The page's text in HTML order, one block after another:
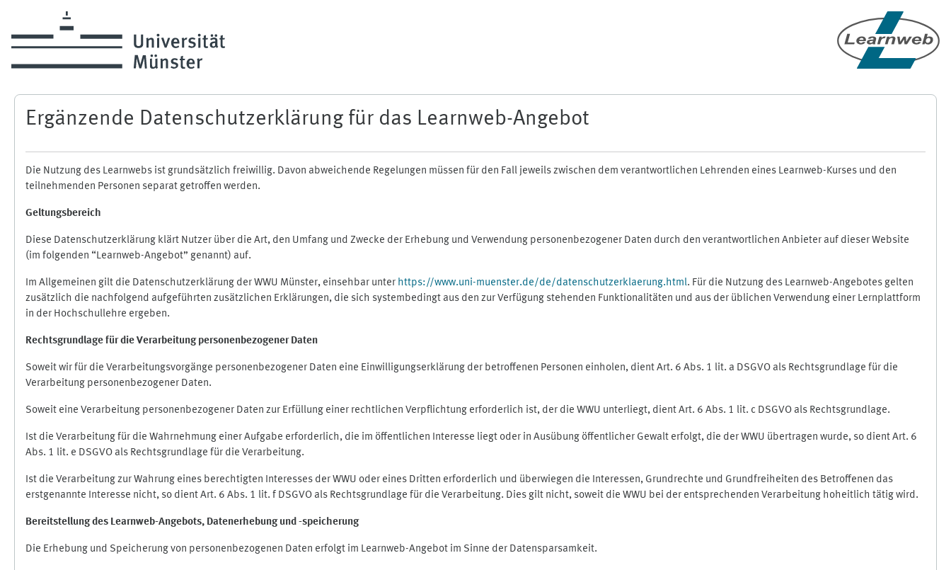
Ergänzende Datenschutzerklärung für das Learnweb-Angebot
Die Nutzung des Learnwebs ist grundsätzlich freiwillig. Davon abweichende Regelungen müssen für den Fall jeweils zwischen dem verantwortlichen Lehrenden eines Learnweb-Kurses und den
teilnehmenden Personen separat getroffen werden.
Geltungsbereich
Diese Datenschutzerklärung klärt Nutzer über die Art, den Umfang und Zwecke der Erhebung und Verwendung personenbezogener Daten durch den verantwortlichen Anbieter auf dieser Website
(im folgenden “Learnweb-Angebot” genannt) auf.
Im Allgemeinen gilt die Datenschutzerklärung der WWU Münster, einsehbar unter https://www.uni-muenster.de/de/datenschutzerklaerung.html. Für die Nutzung des Learnweb-Angebotes gelten
zusätzlich die nachfolgend aufgeführten zusätzlichen Erklärungen, die sich systembedingt aus den zur Verfügung stehenden Funktionalitäten und aus der üblichen Verwendung einer Lernplattform
in der Hochschullehre ergeben.
Rechtsgrundlage für die Verarbeitung personenbezogener Daten
Soweit wir für die Verarbeitungsvorgänge personenbezogener Daten eine Einwilligungserklärung der betroffenen Personen einholen, dient Art. 6 Abs. 1 lit. a DSGVO als Rechtsgrundlage für die
Verarbeitung personenbezogener Daten.
Soweit eine Verarbeitung personenbezogener Daten zur Erfüllung einer rechtlichen Verpflichtung erforderlich ist, der die WWU unterliegt, dient Art. 6 Abs. 1 lit. c DSGVO als Rechtsgrundlage.
Ist die Verarbeitung für die Wahrnehmung einer Aufgabe erforderlich, die im öffentlichen Interesse liegt oder in Ausübung öffentlicher Gewalt erfolgt, die der WWU übertragen wurde, so dient Art. 6
Abs. 1 lit. e DSGVO als Rechtsgrundlage für die Verarbeitung.
Ist die Verarbeitung zur Wahrung eines berechtigten Interesses der WWU oder eines Dritten erforderlich und überwiegen die Interessen, Grundrechte und Grundfreiheiten des Betroffenen das
erstgenannte Interesse nicht, so dient Art. 6 Abs. 1 lit. f DSGVO als Rechtsgrundlage für die Verarbeitung. Dies gilt nicht, soweit die WWU bei der entsprechenden Verarbeitung hoheitlich tätig wird.
Bereitstellung des Learnweb-Angebots, Datenerhebung und -speicherung
Die Erhebung und Speicherung von personenbezogenen Daten erfolgt im Learnweb-Angebot im Sinne der Datensparsamkeit.